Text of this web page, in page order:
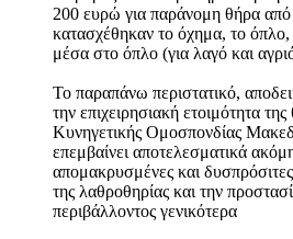
200 ευρώ για παράνομη θήρα από
κατασχέθηκαν το όχημα, το
μέσα στο όπλο (για λαγό και
Το παραπάνω περιστατικό,
την επιχειρησιακή ετοιμότητα
Κυνηγετικής Ομοσπονδίας
επεμβαίνει αποτελεσματικά
απομακρυσμένες και
της λαθροθηρίας και την
περιβάλλοντος γενικότερα